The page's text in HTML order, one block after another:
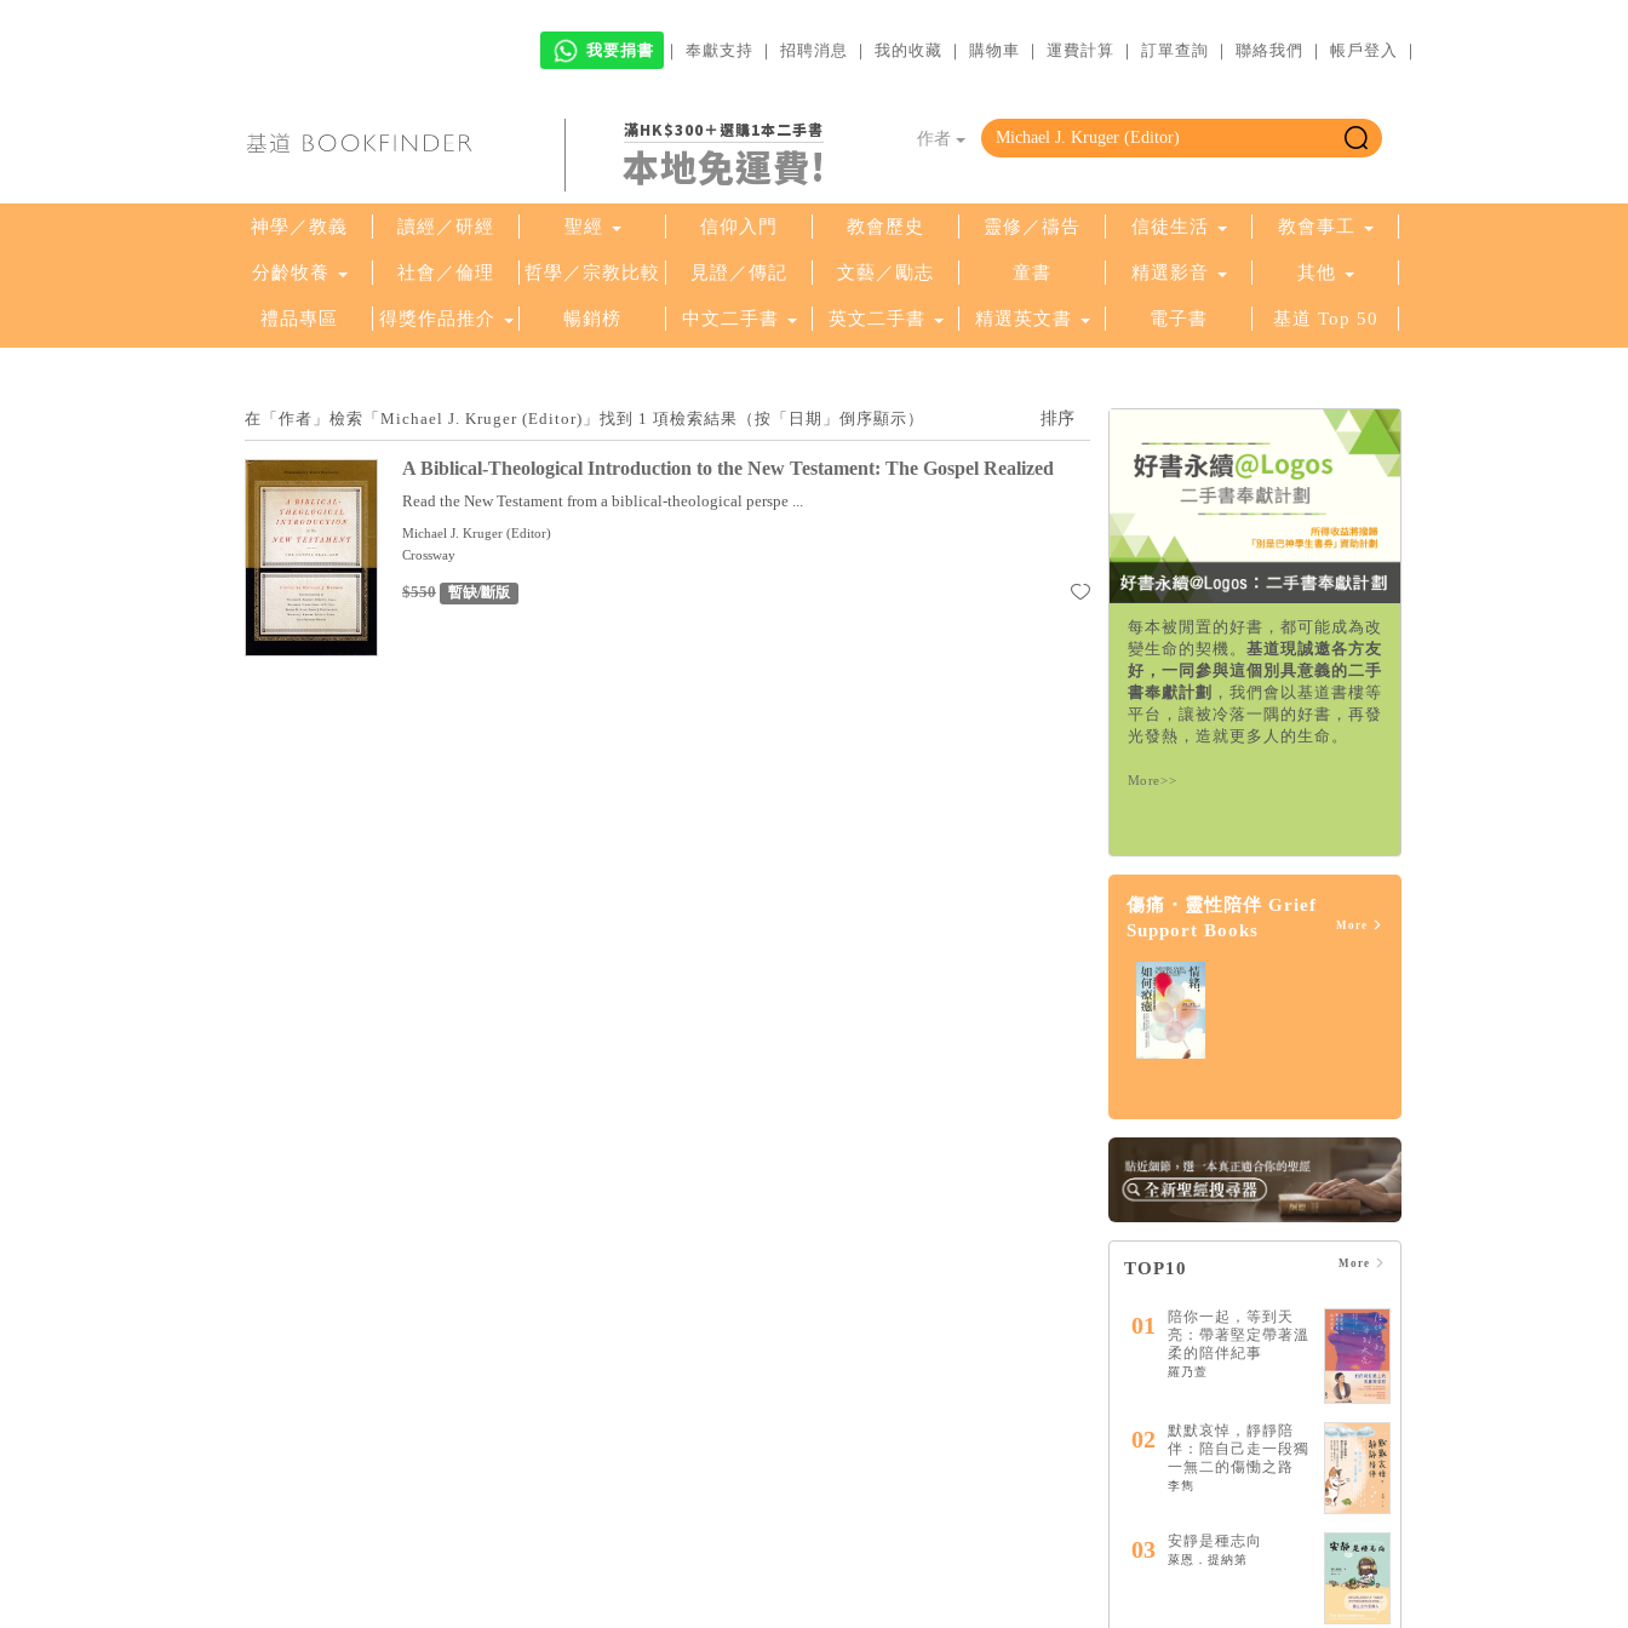
我要捐書 ｜ 奉獻支持 ｜ 招聘消息 ｜ 我的收藏 ｜ 購物車 ｜ 運費計算 ｜ 訂單查詢 ｜ 聯絡我們 ｜ 帳戶登入 ｜
滿HK$300＋選購1本二手書
本地免運費!
作者
神學／教義 讀經／研經 聖經 信仰入門 教會歷史 靈修／禱告 信徒生活 教會事工
分齡牧養 社會／倫理 哲學／宗教比較 見證／傳記 文藝／勵志 童書 精選影音 其他
禮品專區 得獎作品推介 暢銷榜 中文二手書 英文二手書 精選英文書 電子書 基道 Top 50
在「作者」檢索「Michael J. Kruger (Editor)」找到 1 項檢索結果（按「日期」倒序顯示）
A Biblical-Theological Introduction to the New Testament: The Gospel Realized
Read the New Testament from a biblical-theological perspe ...
Michael J. Kruger (Editor)
Crossway
$550 暫缺/斷版
每本被閒置的好書，都可能成為改
變生命的契機。 基道現誠邀各方友
好，一同參與這個別具意義的二手
書奉獻計劃 ，我們會以基道書樓等
平台，讓被冷落一隅的好書，再發
光發熱，造就更多人的生命。
More>>
傷痛・靈性陪伴 Grief
Support Books
More
慮、憤怒、壓力和憂
鬱的15個情緒解答
HK$122 $128
TOP10 More
01
陪你一起，等到天
亮：帶著堅定帶著溫
柔的陪伴紀事
羅乃萱
02
默默哀悼，靜靜陪
伴：陪自己走一段獨
一無二的傷慟之路
李雋
03 安靜是種志向
萊恩．提納第